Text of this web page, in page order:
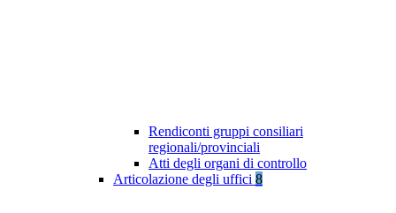
Rendiconti gruppi consiliari
regionali/provinciali
Atti degli organi di controllo
Articolazione degli uffici 8